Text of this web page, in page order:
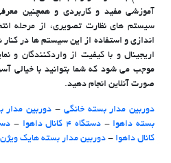
آموزشی مفید و کاربردی و همچنین
سیستم های نظارت تصویری، از مرحله
اندازی و استفاده از این سیستم ها در
اریجینال و با کیفیت از واردکنندگان و
موجب می شود که شما بتوانید با خیالی
صورت آنلاین انجام دهید.
دوربین مدار بسته خانگی - دوربین
بسته داهوا -دستگاه 4 کانال داهوا -
کانال داهوا - دوربین مدار بسته هایک ویژن